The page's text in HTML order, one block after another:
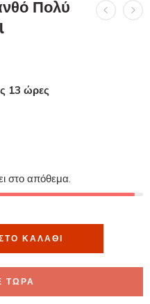
Πολύ
13 ώρες
στο απόθεμα.
ΚΑΛΆΘΙ
ΤΩΡΑ